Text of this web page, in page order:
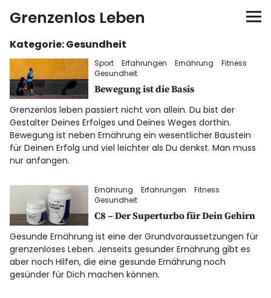
Grenzenlos Leben
Startseite
Autor
FEEL-Konzept
FEELution
Shop
Newsletter
Datenschutz
Kategorie:Gesundheit
Sport Erfahrungen Ernährung
Fitness
Gesundheit
Bewegung ist die Basis
Grenzenlos leben passiert nicht von allein. Du bist der
Gestalter Deines Erfolges und Deines Weges dorthin.
Bewegung ist neben Ernährung ein wesentlicher Baustein
für Deinen Erfolg und viel leichter als Du denkst. Man muss
nur anfangen.
Ernährung Erfahrungen
Fitness
Gesundheit
C8 – Der Superturbo für Dein Gehirn
Gesunde Ernährung ist eine der Grundvoraussetzungen für
grenzenloses Leben. Jenseits gesunder Ernährung gibt es
aber noch Hilfen, die eine gesunde Ernährung noch
gesünder für Dich machen können.